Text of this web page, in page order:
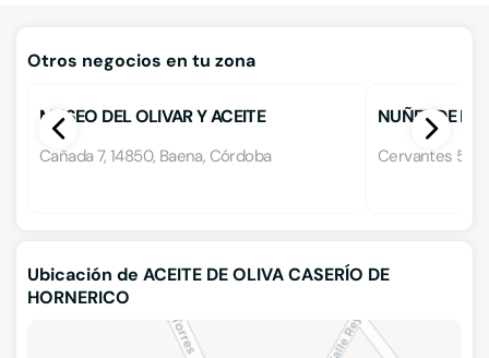
Otros negocios en tu zona
MUSEO DEL OLIVAR Y ACEITE
Cañada 7, 14850, Baena, Córdoba
NUÑEZ DE
Cervantes 5,
Ubicación de ACEITE DE OLIVA CASERÍO DE
HORNERICO